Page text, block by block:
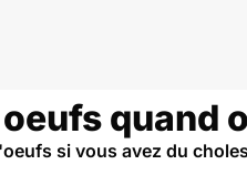
quand
si vous avez du